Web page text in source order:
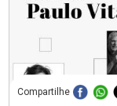
Compartilhe